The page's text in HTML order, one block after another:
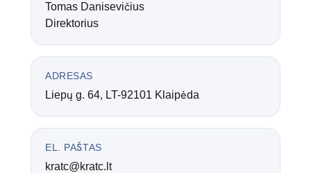
Tomas Danisevičius
Direktorius
ADRESAS
Liepų g. 64, LT-92101 Klaipėda
EL. PAŠTAS
kratc@kratc.lt